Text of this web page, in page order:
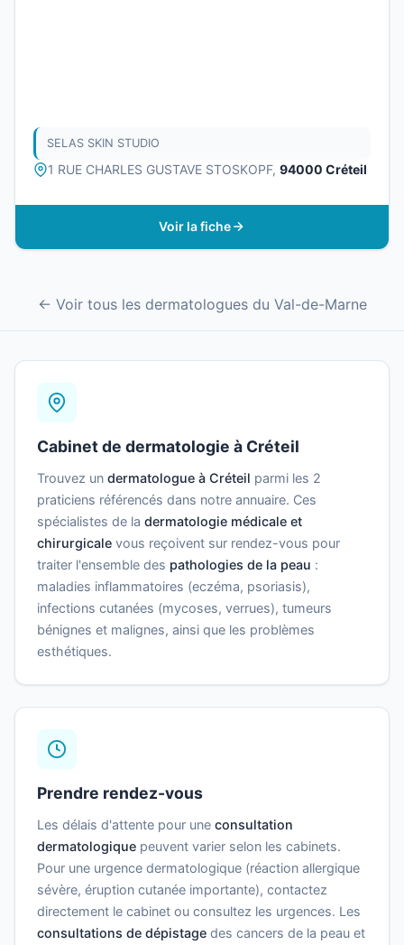
SELAS SKIN STUDIO
1 RUE CHARLES GUSTAVE STOSKOPF, 94000 Créteil
Voir la fiche
← Voir tous les dermatologues du Val-de-Marne
Cabinet de dermatologie à Créteil
Trouvez un dermatologue à Créteil parmi les 2
praticiens référencés dans notre annuaire. Ces
spécialistes de la dermatologie médicale et
chirurgicale vous reçoivent sur rendez-vous pour
traiter l'ensemble des pathologies de la peau :
maladies inflammatoires (eczéma, psoriasis),
infections cutanées (mycoses, verrues), tumeurs
bénignes et malignes, ainsi que les problèmes
esthétiques.
Prendre rendez-vous
Les délais d'attente pour une consultation
dermatologique peuvent varier selon les cabinets.
Pour une urgence dermatologique (réaction allergique
sévère, éruption cutanée importante), contactez
directement le cabinet ou consultez les urgences. Les
consultations de dépistage des cancers de la peau et